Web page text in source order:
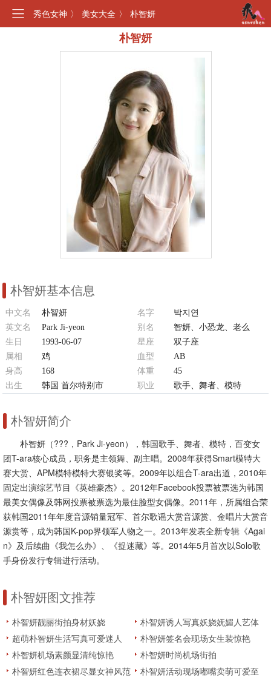
秀色女神 〉 美女大全 〉 朴智妍
朴智妍
朴智妍基本信息
中文名 朴智妍 名字
박지연
英文名
Park Ji-yeon 别名
智妍、小恐龙、老么
生日
1993-06-07 星座
双子座
属相
鸡 血型
AB
身高
168 体重
45
出生
韩国 首尔特别市 职业 歌手、舞者、模特
朴智妍简介
朴智妍（???，Park Ji-yeon），韩国歌手、舞者、模特，百变女
团T-ara核心成员，职务是主领舞、副主唱。2008年获得Smart模特大
赛大赏、APM模特模特大赛银奖等。2009年以组合T-ara出道，2010年
固定出演综艺节目《英雄豪杰》。2012年Facebook投票被票选为韩国
最美女偶像及韩网投票被票选为最佳脸型女偶像。2011年，所属组合荣
获韩国2011年年度音源销量冠军、首尔歌谣大赏音源赏、金唱片大赏音
源赏等，成为韩国K-pop界领军人物之一。2013年发表全新专辑《Agai
n》及后续曲《我怎么办》、《捉迷藏》等。2014年5月首次以Solo歌
手身份发行专辑进行活动。
朴智妍图文推荐
朴智妍靓丽街拍身材妖娆
朴智妍诱人写真妖娆妩媚人艺体
图片欧美范
超萌朴智妍生活写真可爱迷人
朴智妍签名会现场女生装惊艳
朴智妍机场素颜显清纯惊艳
朴智妍时尚机场街拍
朴智妍红色连衣裙尽显女神风范
朴智妍活动现场嘟嘴卖萌可爱至